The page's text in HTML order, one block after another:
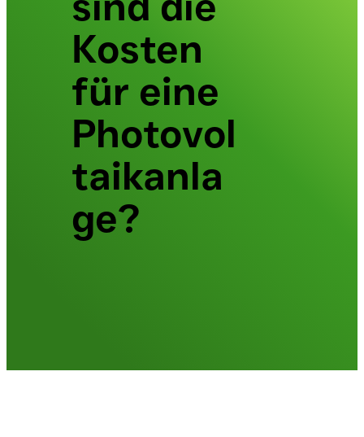
Kosten
für eine
Photovol
taikanla
ge?